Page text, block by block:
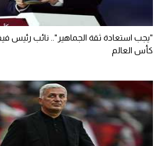
"يجب استعادة ثقة الجماهير".. نائب رئيس
كأس العالم